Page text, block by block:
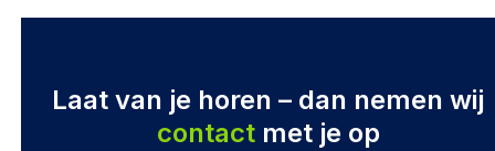
Laat van je horen – dan nemen wij
contactmet je op